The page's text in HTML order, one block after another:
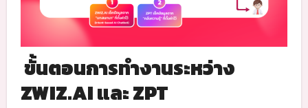
ขั้นตอนการทำงานระหว่าง
ZWIZ.AI และ ZPT